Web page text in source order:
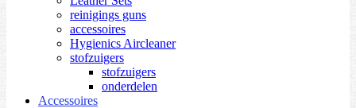
reinigings guns
accessoires
Hygienics Aircleaner
stofzuigers
stofzuigers
onderdelen
Accessoires